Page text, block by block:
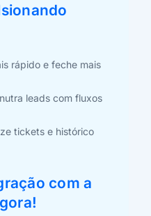
rápido e feche mais
leads com fluxos
tickets e histórico
com a